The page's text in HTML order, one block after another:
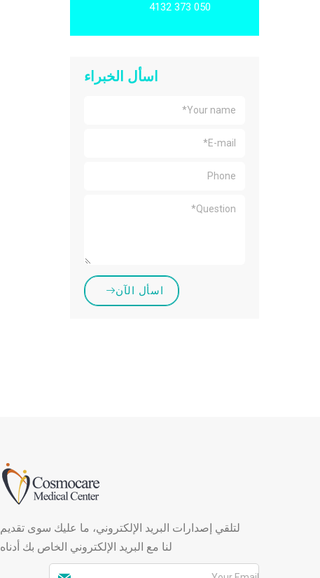
050 373 4132
اسأل الخبراء
اسأل الآن
لتلقي إصدارات البريد الإلكتروني، ما عليك سوى تقديم
لنا مع البريد الإلكتروني الخاص بك أدناه